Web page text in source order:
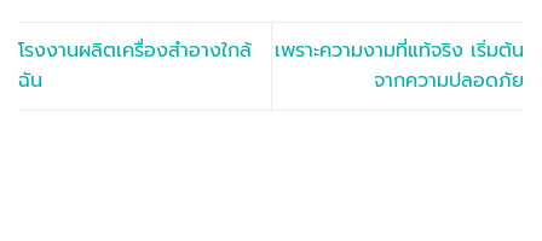
โรงงานผลิตเครื่องสำอางใกล้
ฉัน
เพราะความงามที่แท้จริง เริ่มต้น
จากความปลอดภัย